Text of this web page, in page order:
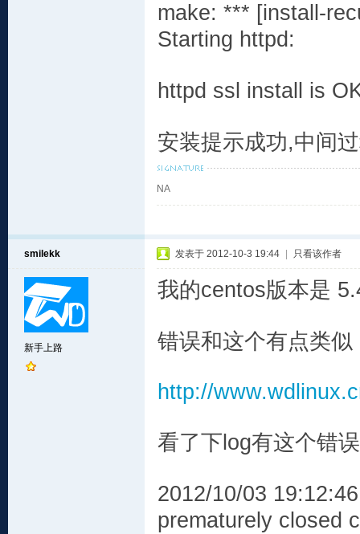
make: *** [install-
Starting
httpd ssl install is
安装提示成功,中间
NA
smilekk
新手上路
发表于 2012-10-3 19:44 只看该作者
我的centos版本是
错误和这个有点类似
http://
看了下log有这个错
2012/10/03
prematurely closed